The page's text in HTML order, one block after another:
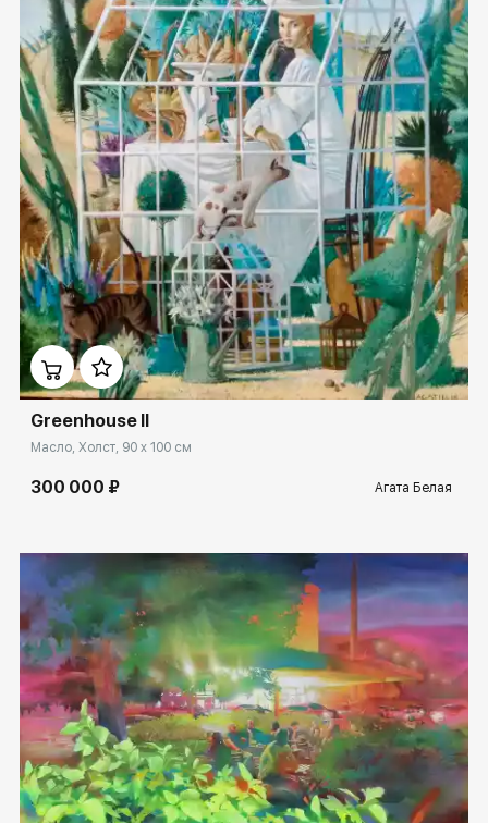
Домен: spb.rakovgallery.ru
Greenhouse II
Масло, Холст, 90 x 100 см
300 000 ₽ Агата Белая